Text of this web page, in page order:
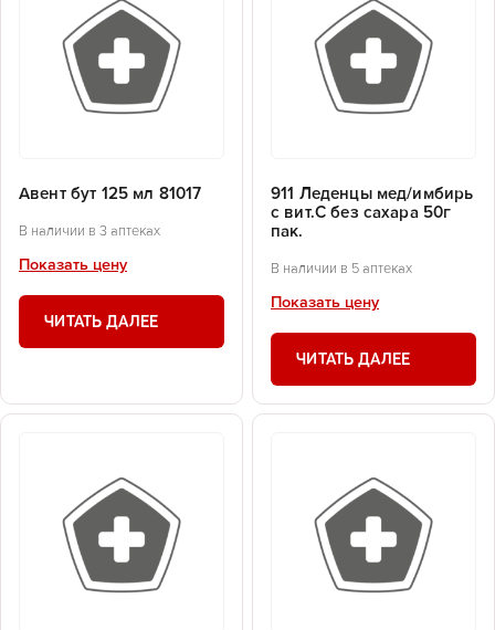
Авент бут 125 мл 81017
В наличии в 3 аптеках
Показать цену
ЧИТАТЬ ДАЛЕЕ
911 Леденцы мед/имбирь
с вит.С без сахара 50г
пак.
В наличии в 5 аптеках
Показать цену
ЧИТАТЬ ДАЛЕЕ